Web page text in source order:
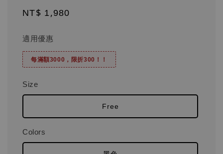
Regular
NT$ 1,980
適用優惠
每滿額3000，限折300！！
Size
Free
Colors